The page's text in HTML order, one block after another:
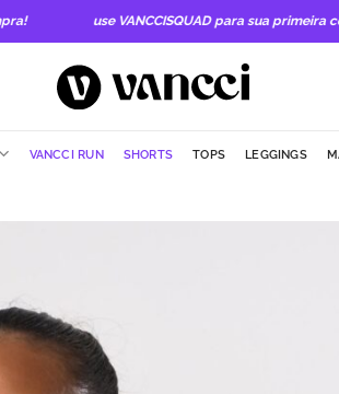
use VANCCISQUAD para sua primeira
VANCCI RUN SHORTS TOPS LEGGINGS